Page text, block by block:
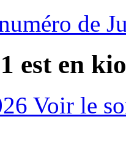
de
est en
Voir le